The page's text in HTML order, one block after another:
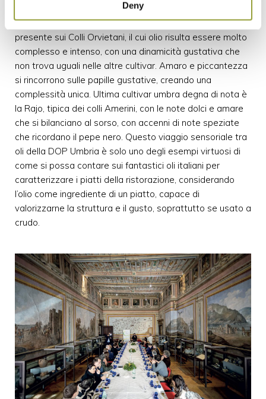
Deny
all’olio un ingresso dolce a cui subentra una piccantezza
molto presente e persistente. Il Leccino è una cultivar
presente sui Colli Orvietani, il cui olio risulta essere molto
complesso e intenso, con una dinamicità gustativa che
non trova uguali nelle altre cultivar. Amaro e piccantezza
si rincorrono sulle papille gustative, creando una
complessità unica. Ultima cultivar umbra degna di nota è
la Rajo, tipica dei colli Amerini, con le note dolci e amare
che si bilanciano al sorso, con accenni di note speziate
che ricordano il pepe nero. Questo viaggio sensoriale tra
oli della DOP Umbria è solo uno degli esempi virtuosi di
come si possa contare sui fantastici oli italiani per
caratterizzare i piatti della ristorazione, considerando
l’olio come ingrediente di un piatto, capace di
valorizzarne la struttura e il gusto, soprattutto se usato a
crudo.